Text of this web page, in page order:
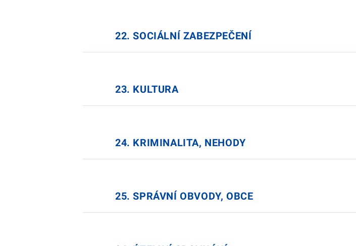
22. SOCIÁLNÍ ZABEZPEČENÍ
23. KULTURA
24. KRIMINALITA, NEHODY
25. SPRÁVNÍ OBVODY, OBCE